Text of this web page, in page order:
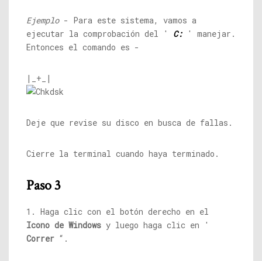
Ejemplo- Para este sistema, vamos a
ejecutar la comprobación del '
C: ' manejar.
Entonces el comando es -
|_+_|
Deje que revise su disco en busca de fallas.
Cierre la terminal cuando haya terminado.
Paso 3
1. Haga clic con el botón derecho en el
Icono de Windows y luego haga clic en '
Correr “.